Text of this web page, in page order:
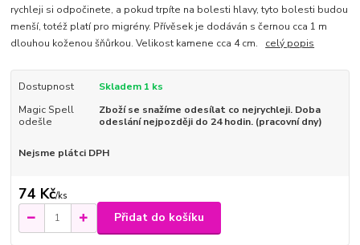
rychleji si odpočinete, a pokud trpíte na bolesti hlavy, tyto bolesti budou
menší, totéž platí pro migrény. Přívěsek je dodáván s černou cca 1 m
dlouhou koženou šňůrkou. Velikost kamene cca 4 cm. celý popis
Dostupnost
Skladem 1 ks
Magic Spell
odešle
Zboží se snažíme odesílat co nejrychleji. Doba
odeslání nejpozději do 24 hodin. (pracovní dny)
Nejsme plátci DPH
74 Kč/ks
Přidat do košíku